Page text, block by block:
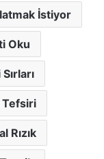
İstiyor
Oku
Tefsiri
Rızık